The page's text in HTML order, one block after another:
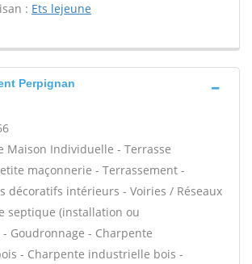
: Ets lejeune
Perpignan
Maison Individuelle - Terrasse
maçonnerie - Terrassement -
décoratifs intérieurs - Voiries / Réseaux
septique (installation ou
Goudronnage - Charpente
- Charpente industrielle bois -